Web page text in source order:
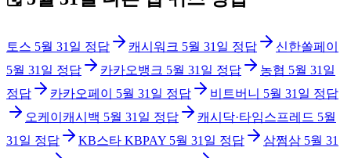
토스 5월 31일 정답 캐시워크 5월 31일 정답
신한쏠페이
5월 31일 정답 카카오뱅크 5월 31일 정답 농협 5월 31일
정답
카카오페이 5월 31일 정답 비트버니 5월 31일 정답
오케이캐시백 5월 31일 정답 캐시닥·타임스프레드 5월
31일 정답 KB스타 KBPAY 5월 31일 정답 삼쩜삼 5월 31